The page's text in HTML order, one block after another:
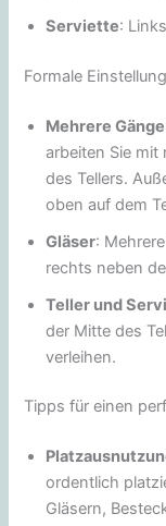
Serviette:
Formale Einstellung
Mehrere Gänge
arbeiten Sie mit
des Tellers.
oben auf dem
Gläser:
rechts neben
Teller und
der Mitte des
verleihen.
Tipps für einen
ordentlich
Gläsern,